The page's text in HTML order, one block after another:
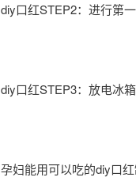
diy口红STEP2：进行第
diy口红STEP3：放电冰
孕妇能用可以吃的diy口